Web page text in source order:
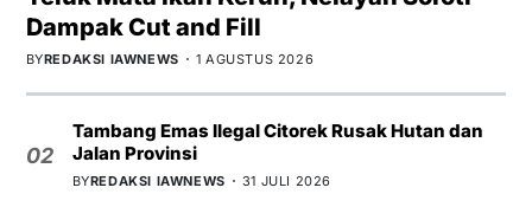
Dampak Cut and Fill
BYREDAKSI IAWNEWS 1 AGUSTUS 2026
02
Tambang Emas Ilegal Citorek Rusak Hutan dan
Jalan Provinsi
BYREDAKSI IAWNEWS 31 JULI 2026